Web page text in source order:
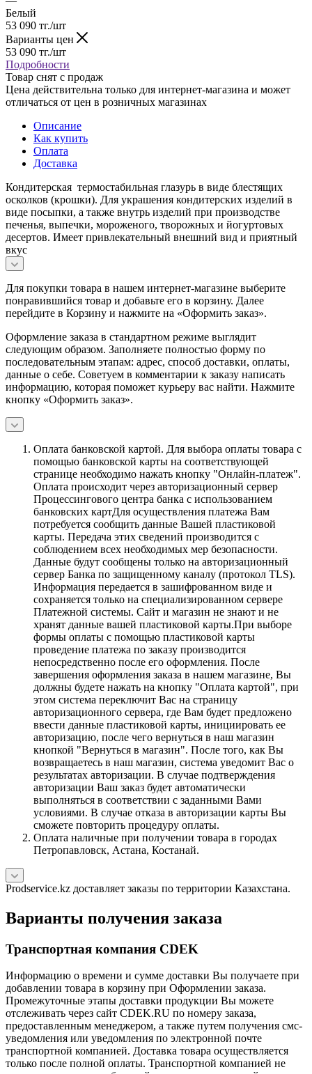
Белый
53 090 тг./шт
Варианты цен
53 090 тг./шт
Подробности
Товар снят с продаж
Цена действительна только для интернет-магазина и может
отличаться от цен в розничных магазинах
Описание
Как купить
Оплата
Доставка
Кондитерская термостабильная глазурь в виде блестящих
осколков (крошки). Для украшения кондитерских изделий в
виде посыпки, а также внутрь изделий при производстве
печенья, выпечки, мороженого, творожных и йогуртовых
десертов. Имеет привлекательный внешний вид и приятный
вкус
Для покупки товара в нашем интернет-магазине выберите
понравившийся товар и добавьте его в корзину. Далее
перейдите в Корзину и нажмите на «Оформить заказ».
Оформление заказа в стандартном режиме выглядит
следующим образом. Заполняете полностью форму по
последовательным этапам: адрес, способ доставки, оплаты,
данные о себе. Советуем в комментарии к заказу написать
информацию, которая поможет курьеру вас найти. Нажмите
кнопку «Оформить заказ».
Оплата банковской картой. Для выбора оплаты товара с
помощью банковской карты на соответствующей
странице необходимо нажать кнопку "Онлайн-платеж".
Оплата происходит через авторизационный сервер
Процессингового центра банка с использованием
банковских картДля осуществления платежа Вам
потребуется сообщить данные Вашей пластиковой
карты. Передача этих сведений производится с
соблюдением всех необходимых мер безопасности.
Данные будут сообщены только на авторизационный
сервер Банка по защищенному каналу (протокол TLS).
Информация передается в зашифрованном виде и
сохраняется только на специализированном сервере
Платежной системы. Сайт и магазин не знают и не
хранят данные вашей пластиковой карты.При выборе
формы оплаты с помощью пластиковой карты
проведение платежа по заказу производится
непосредственно после его оформления. После
завершения оформления заказа в нашем магазине, Вы
должны будете нажать на кнопку "Оплата картой", при
этом система переключит Вас на страницу
авторизационного сервера, где Вам будет предложено
ввести данные пластиковой карты, инициировать ее
авторизацию, после чего вернуться в наш магазин
кнопкой "Вернуться в магазин". После того, как Вы
возвращаетесь в наш магазин, система уведомит Вас о
результатах авторизации. В случае подтверждения
авторизации Ваш заказ будет автоматически
выполняться в соответствии с заданными Вами
условиями. В случае отказа в авторизации карты Вы
сможете повторить процедуру оплаты.
Оплата наличные при получении товара в городах
Петропавловск, Астана, Костанай.
Prodservice.kz доставляет заказы по территории Казахстана.
Варианты получения заказа
Транспортная компания CDEK
Информацию о времени и сумме доставки Вы получаете при
добавлении товара в корзину при Оформлении заказа.
Промежуточные этапы доставки продукции Вы можете
отслеживать через сайт CDEK.RU по номеру заказа,
предоставленным менеджером, а также путем получения смс-
уведомления или уведомления по электронной почте
транспортной компанией. Доставка товара осуществляется
только после полной оплаты. Транспортной компанией не